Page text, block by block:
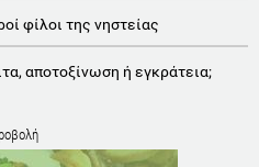
φίλοι της νηστείας
αποτοξίνωση ή εγκράτεια;